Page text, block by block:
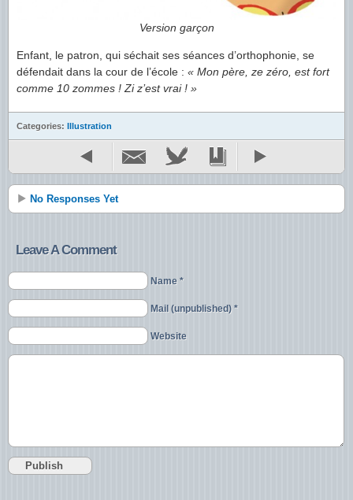
Version garçon
Enfant, le patron, qui séchait ses séances d’orthophonie, se
défendait dans la cour de l’école : « Mon père, ze zéro, est fort
comme 10 zommes ! Zi z’est vrai ! »
Categories: Illustration
No Responses Yet
Leave A Comment
Name *
Mail (unpublished) *
Website